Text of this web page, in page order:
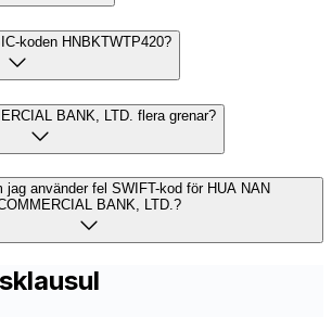
koden HNBKTWTP420?
BANK, LTD. flera grenar?
jag använder fel SWIFT-kod för HUA NAN
BANK, LTD.?